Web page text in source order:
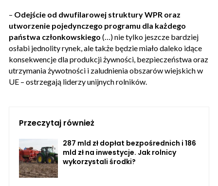
– Odejście od dwufilarowej struktury WPR oraz
utworzenie pojedynczego programu dla każdego
państwa członkowskiego (…) nie tylko jeszcze bardziej
osłabi jednolity rynek, ale także będzie miało daleko idące
konsekwencje dla produkcji żywności, bezpieczeństwa oraz
utrzymania żywotności i zaludnienia obszarów wiejskich w
UE – ostrzegają liderzy unijnych rolników.
Przeczytaj również
287 mld zł dopłat bezpośrednich i 186
mld zł na inwestycje. Jak rolnicy
wykorzystali środki?